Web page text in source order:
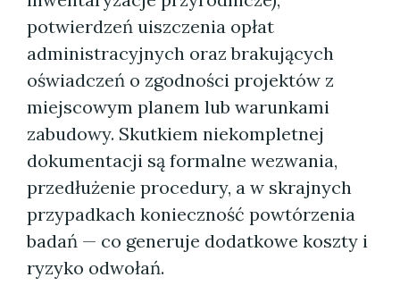
potwierdzeń uiszczenia opłat
administracyjnych oraz brakujących
oświadczeń o zgodności projektów z
miejscowym planem lub warunkami
zabudowy. Skutkiem niekompletnej
dokumentacji są formalne wezwania,
przedłużenie procedury, a w skrajnych
przypadkach konieczność powtórzenia
badań — co generuje dodatkowe koszty i
ryzyko odwołań.